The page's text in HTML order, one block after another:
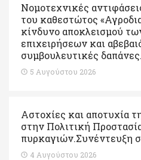
Νομοτεχνικές
του καθεστώτος
κίνδυνο αποκλεισμού
επιχειρήσεων και
συμβουλευτικές
5 Αυγούστου 2026
Αστοχίες και αποτυχία
στην Πολιτική
πυρκαγιών.Συνέντευξη
4 Αυγούστου 2026